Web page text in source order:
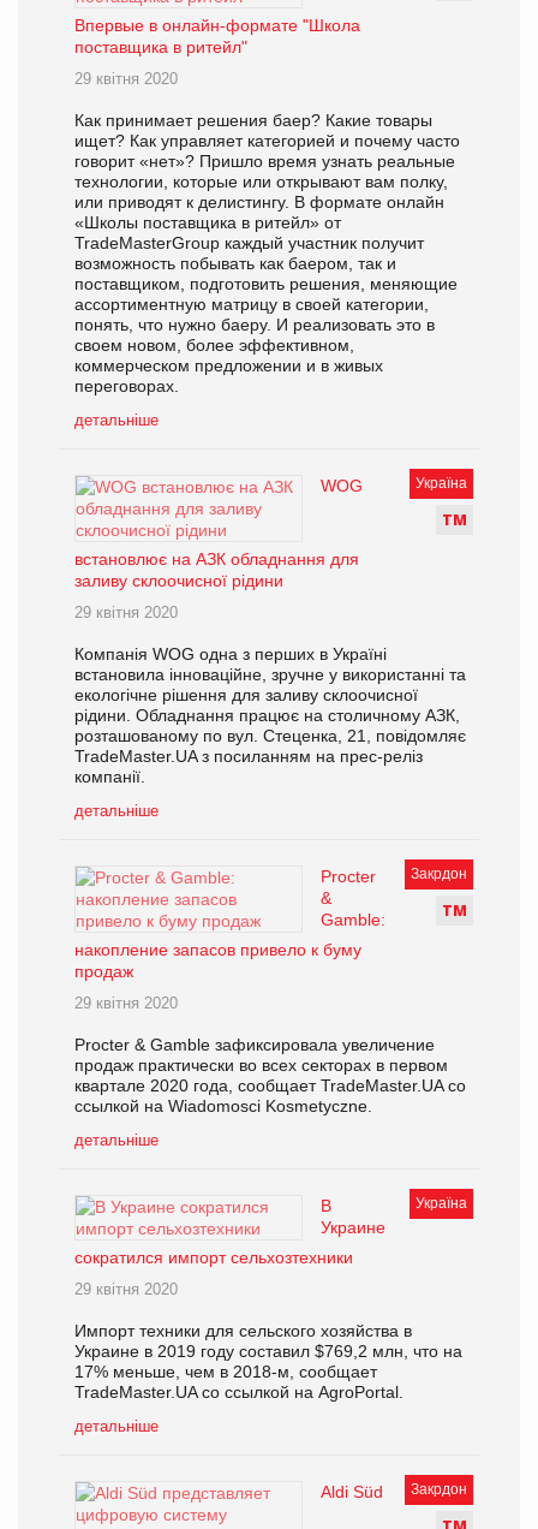
Впервые в онлайн-формате "Школа
поставщика в ритейл"
29 квітня 2020
Как принимает решения баер? Какие товары
ищет? Как управляет категорией и почему часто
говорит «нет»? Пришло время узнать реальные
технологии, которые или открывают вам полку,
или приводят к делистингу. В формате онлайн
«Школы поставщика в ритейл» от
TradeMasterGroup каждый участник получит
возможность побывать как баером, так и
поставщиком, подготовить решения, меняющие
ассортиментную матрицу в своей категории,
понять, что нужно баеру. И реализовать это в
своем новом, более эффективном,
коммерческом предложении и в живых
переговорах.
детальніше
Україна
ТМ
WOG
встановлює на АЗК обладнання для
заливу склоочисної рідини
29 квітня 2020
Компанія WOG одна з перших в Україні
встановила інноваційне, зручне у використанні та
екологічне рішення для заливу склоочисної
рідини. Обладнання працює на столичному АЗК,
розташованому по вул. Стеценка, 21, повідомляє
TradeMaster.UA з посиланням на прес-реліз
компанії.
детальніше
Закрдон
ТМ
Procter
&
Gamble:
накопление запасов привело к буму
продаж
29 квітня 2020
Procter & Gamble зафиксировала увеличение
продаж практически во всех секторах в первом
квартале 2020 года, сообщает TradeMaster.UA со
ссылкой на Wiadomosci Kosmetyczne.
детальніше
Україна
В
Украине
сократился импорт сельхозтехники
29 квітня 2020
Импорт техники для сельского хозяйства в
Украине в 2019 году составил $769,2 млн, что на
17% меньше, чем в 2018-м, сообщает
TradeMaster.UA со ссылкой на AgroPortal.
детальніше
Закрдон
Aldi Süd